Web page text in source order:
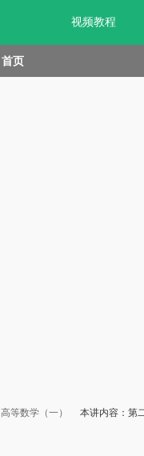
视频教程
首页
高等数学（一） 本讲内容：第